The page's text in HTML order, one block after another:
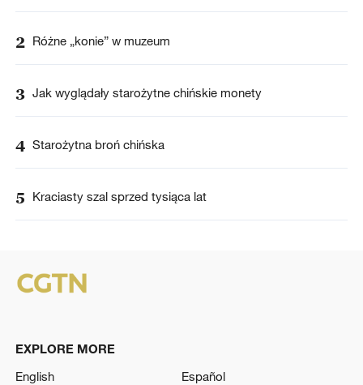
2 Różne „konie” w muzeum
3 Jak wyglądały starożytne chińskie monety
4 Starożytna broń chińska
5 Kraciasty szal sprzed tysiąca lat
EXPLORE MORE
English
Español